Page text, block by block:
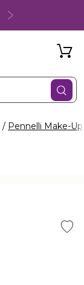
Pennelli Make-Up